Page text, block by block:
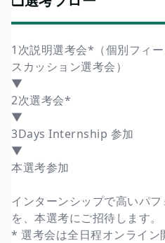
1次説明選考会*（個別フィ
スカッション選考会）
▼
2次選考会*
▼
3Days Internship 参加
▼
本選考参加
インターンシップで高いパ
を、本選考にご招待します。
* 選考会は全日程オンライン